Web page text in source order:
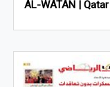
AL-WATAN | Qatar